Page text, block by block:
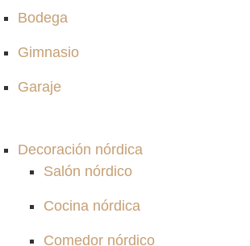
Bodega
Gimnasio
Garaje
Decoración nórdica
Salón nórdico
Cocina nórdica
Comedor nórdico